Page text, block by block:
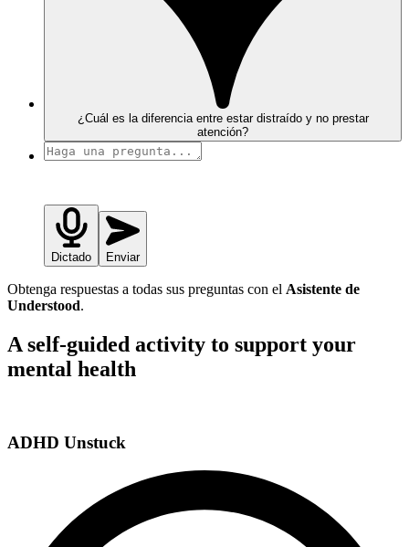
¿Cuál es la diferencia entre estar distraído y no prestar
atención?
Dictado Enviar
Obtenga respuestas a todas sus preguntas con el Asistente de
Understood.
A self-guided activity to support your
mental health
ADHD Unstuck